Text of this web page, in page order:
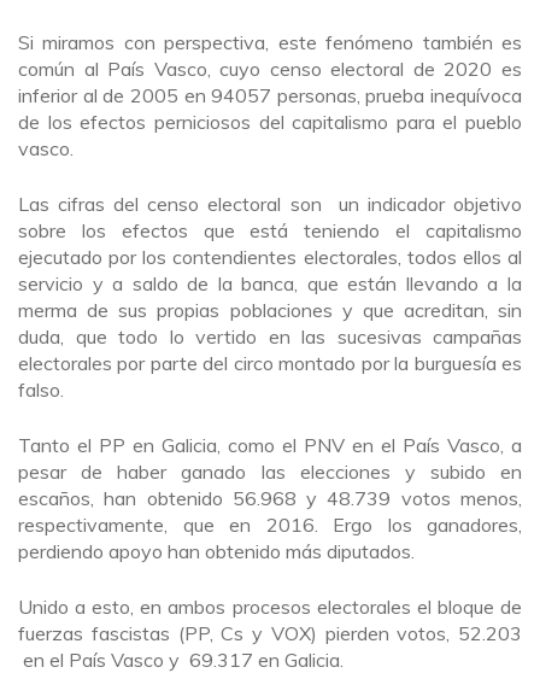
Si miramos con perspectiva, este fenómeno también es
común al País Vasco, cuyo censo electoral de 2020 es
inferior al de 2005 en 94057 personas, prueba inequívoca
de los efectos perniciosos del capitalismo para el pueblo
vasco.
Las cifras del censo electoral son un indicador objetivo
sobre los efectos que está teniendo el capitalismo
ejecutado por los contendientes electorales, todos ellos al
servicio y a saldo de la banca, que están llevando a la
merma de sus propias poblaciones y que acreditan, sin
duda, que todo lo vertido en las sucesivas campañas
electorales por parte del circo montado por la burguesía es
falso.
Tanto el PP en Galicia, como el PNV en el País Vasco, a
pesar de haber ganado las elecciones y subido en
escaños, han obtenido 56.968 y 48.739 votos menos,
respectivamente, que en 2016. Ergo los ganadores,
perdiendo apoyo han obtenido más diputados.
Unido a esto, en ambos procesos electorales el bloque de
fuerzas fascistas (PP, Cs y VOX) pierden votos, 52.203
en el País Vasco y 69.317 en Galicia.